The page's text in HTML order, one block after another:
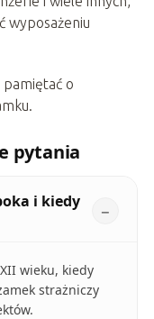
wyposażeniu
pamiętać o
pytania
i kiedy
wieku, kiedy
strażniczy